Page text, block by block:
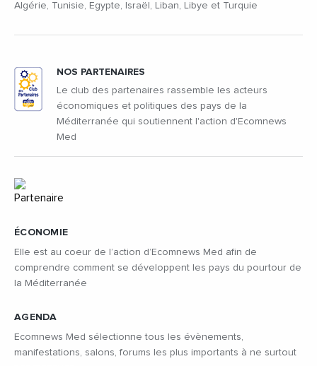
Algérie, Tunisie, Egypte, Israël, Liban, Libye et Turquie
ÉCONOMIE
Elle est au coeur de l’action d’Ecomnews Med afin de
comprendre comment se développent les pays du pourtour de
la Méditerranée
AGENDA
Ecomnews Med sélectionne tous les évènements,
manifestations, salons, forums les plus importants à ne surtout
NOS PARTENAIRES
Le club des partenaires rassemble les acteurs
économiques et politiques des pays de la
Méditerranée qui soutiennent l'action d'Ecomnews
Med